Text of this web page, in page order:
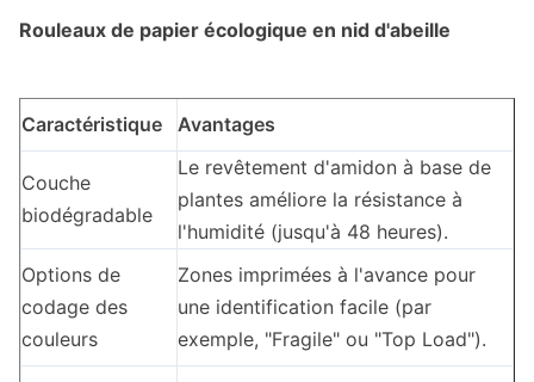
Rouleaux de papier écologique en nid d'abeille
Caractéristique Avantages
Couche
biodégradable
Le revêtement d'amidon à base de
plantes améliore la résistance à
l'humidité (jusqu'à 48 heures).
Options de
codage des
couleurs
Zones imprimées à l'avance pour
une identification facile (par
exemple, "Fragile" ou "Top Load").